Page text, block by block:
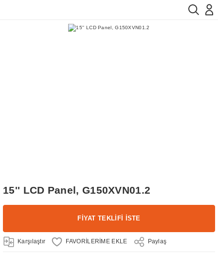
15'' LCD Panel, G150XVN01.2
FİYAT TEKLİFİ İSTE
Karşılaştır Paylaş